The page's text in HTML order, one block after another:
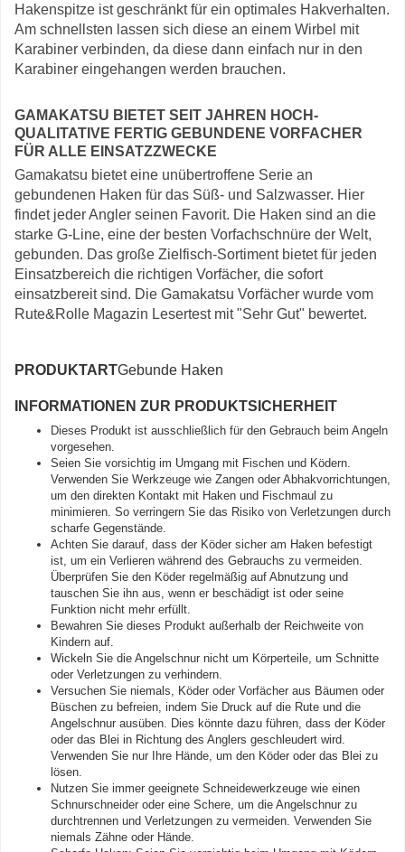
Hakenspitze ist geschränkt für ein optimales Hakverhalten.
Am schnellsten lassen sich diese an einem Wirbel mit
Karabiner verbinden, da diese dann einfach nur in den
Karabiner eingehangen werden brauchen.
GAMAKATSU BIETET SEIT JAHREN HOCH-
QUALITATIVE FERTIG GEBUNDENE VORFACHER
FÜR ALLE EINSATZZWECKE
Gamakatsu bietet eine unübertroffene Serie an
gebundenen Haken für das Süß- und Salzwasser. Hier
findet jeder Angler seinen Favorit. Die Haken sind an die
starke G-Line, eine der besten Vorfachschnüre der Welt,
gebunden. Das große Zielfisch-Sortiment bietet für jeden
Einsatzbereich die richtigen Vorfächer, die sofort
einsatzbereit sind. Die Gamakatsu Vorfächer wurde vom
Rute&Rolle Magazin Lesertest mit "Sehr Gut" bewertet.
PRODUKTARTGebunde Haken
INFORMATIONEN ZUR PRODUKTSICHERHEIT
Dieses Produkt ist ausschließlich für den Gebrauch beim Angeln
vorgesehen.
Seien Sie vorsichtig im Umgang mit Fischen und Ködern.
Verwenden Sie Werkzeuge wie Zangen oder Abhakvorrichtungen,
um den direkten Kontakt mit Haken und Fischmaul zu
minimieren. So verringern Sie das Risiko von Verletzungen durch
scharfe Gegenstände.
Achten Sie darauf, dass der Köder sicher am Haken befestigt
ist, um ein Verlieren während des Gebrauchs zu vermeiden.
Überprüfen Sie den Köder regelmäßig auf Abnutzung und
tauschen Sie ihn aus, wenn er beschädigt ist oder seine
Funktion nicht mehr erfüllt.
Bewahren Sie dieses Produkt außerhalb der Reichweite von
Kindern auf.
Wickeln Sie die Angelschnur nicht um Körperteile, um Schnitte
oder Verletzungen zu verhindern.
Versuchen Sie niemals, Köder oder Vorfächer aus Bäumen oder
Büschen zu befreien, indem Sie Druck auf die Rute und die
Angelschnur ausüben. Dies könnte dazu führen, dass der Köder
oder das Blei in Richtung des Anglers geschleudert wird.
Verwenden Sie nur Ihre Hände, um den Köder oder das Blei zu
lösen.
Nutzen Sie immer geeignete Schneidewerkzeuge wie einen
Schnurschneider oder eine Schere, um die Angelschnur zu
durchtrennen und Verletzungen zu vermeiden. Verwenden Sie
niemals Zähne oder Hände.